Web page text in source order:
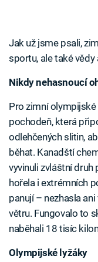
Jak už jsme psali,
sportu, ale také
Nikdy nehasnoucí
Pro zimní olympijské
pochodeň, která
odlehčených slitin,
běhat. Kanadští
vyvinuli zvláštní druh
hořela i extrémních
panují – nezhasla
větru. Fungovalo to
naběhali 18 tisíc
Olympijské lyžáky